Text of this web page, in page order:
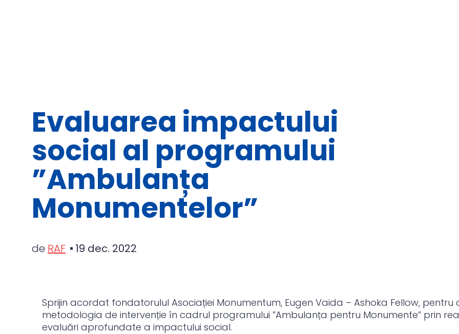
Evaluarea impactului
social al programului
”Ambulanța
Monumentelor”
de RAF 19 dec. 2022
Sprijin acordat fondatorulul Asociației Monumentum, Eugen Vaida – Ashoka Fellow,
metodologia de intervenție în cadrul programului ”Ambulanța pentru Monumente” prin
evaluări aprofundate a impactului social.